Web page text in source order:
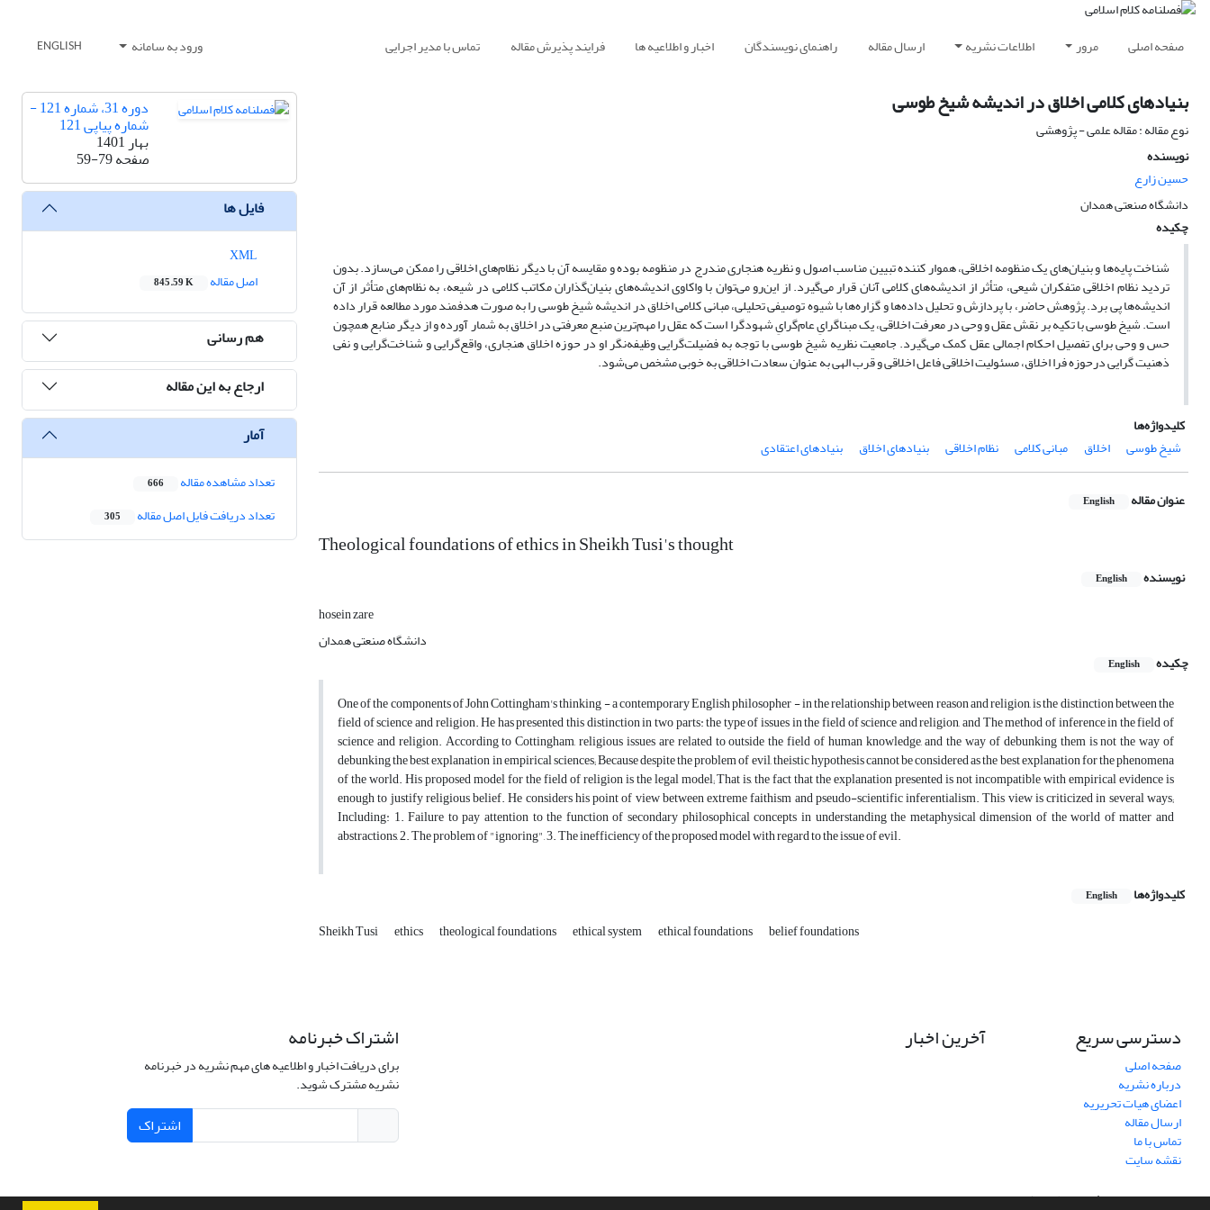
صفحه اصلی مرور اطلاعات نشریه ارسال مقاله راهنمای نویسندگان اخبار و اطلاعیه ها فرایند پذیرش مقاله تماس با مدیر اجرایی ورود به سامانه ENGLISH
بنیادهای کلامی اخلاق در اندیشه شیخ طوسی
نوع مقاله : مقاله علمی - پژوهشی
نویسنده
حسین زارع
دانشگاه صنعتی همدان
چکیده
شناخت پایه‌ها و بنیان‌های یک منظومه اخلاقی، هموار کننده تبیین مناسب اصول و نظریه هنجاری مندرج در منظومه بوده و مقایسه آن با دیگر نظام‌های اخلاقی را ممکن می‌سازد. بدون
تردید نظام اخلاقی متفکران شیعی، متأثر از اندیشه‌های کلامی آنان قرار می‌گیرد. از این‌رو می‌توان با واکاوی اندیشه‌های بنیان‌گذاران مکاتب کلامی در شیعه، به نظام‌های متأثر از آن
اندیشه‌ها پی برد. پژوهش حاضر، با پردازش و تحلیل داده‌ها و گزاره‌ها با شیوه توصیفی تحلیلی، مبانی کلامی اخلاق در اندیشه شیخ طوسی را به صورت هدفمند مورد مطالعه قرار داده
است. شیخ طوسی با تکیه بر نقش عقل و وحی در معرفت اخلاقی، یک مبناگرایِ عام‌گرایِ شهودگرا است که عقل را مهم‌ترین منبع معرفتی در اخلاق به شمار آورده و از دیگر منابع همچون
حس و وحی برای تفصیل احکام اجمالی عقل کمک می‌گیرد. جامعیت نظریه شیخ طوسی با توجه به فضیلت‌گرایی وظیفه‌نگر او در حوزه اخلاق هنجاری، واقع‌گرایی و شناخت‌گرایی و نفی
ذهنیت گرایی درحوزه فرا اخلاق، مسئولیت اخلاقی فاعل اخلاقی و قرب الهی به عنوان سعادت اخلاقی به خوبی مشخص می‌شود.
کلیدواژه‌ها
شیخ طوسی
اخلاق مبانی کلامی نظام اخلاقی بنیادهای اخلاق بنیادهای اعتقادی
عنوان مقاله English
Theological foundations of ethics in Sheikh Tusi's thought
نویسنده English
hosein zare
دانشگاه صنعتی همدان
چکیده
English
One of the components of John Cottingham's thinking - a contemporary English philosopher - in the relationship between reason and religion, is the distinction between the
field of science and religion. He has presented this distinction in two parts: the type of issues in the field of science and religion, and The method of inference in the field of
science and religion. According to Cottingham, religious issues are related to outside the field of human knowledge, and the way of debunking them is not the way of
debunking the best explanation in empirical sciences; Because despite the problem of evil, theistic hypothesis cannot be considered as the best explanation for the phenomena
of the world. His proposed model for the field of religion is the legal model; That is, the fact that the explanation presented is not incompatible with empirical evidence is
enough to justify religious belief. He considers his point of view between extreme faithism and pseudo-scientific inferentialism. This view is criticized in several ways;
Including: 1. Failure to pay attention to the function of secondary philosophical concepts in understanding the metaphysical dimension of the world of matter and
abstractions, 2. The problem of "ignoring", 3. The inefficiency of the proposed model with regard to the issue of evil.
کلیدواژه‌ها English
Sheikh Tusi ethics theological foundations ethical system ethical foundations belief foundations
دوره 31، شماره 121 -
شماره پیاپی 121
بهار 1401
صفحه59-79
فایل ها
اصل مقاله
845.59 K
هم رسانی
ارجاع به این مقاله
آمار
تعداد مشاهده مقاله 666
تعداد دریافت فایل اصل مقاله 305
دسترسی سریع
صفحه اصلی
درباره نشریه
اعضای هیات تحریریه
ارسال مقاله
تماس با ما
نقشه سایت
آخرین اخبار اشتراک خبرنامه
برای دریافت اخبار و اطلاعیه های مهم نشریه در خبرنامه
نشریه مشترک شوید.
اشتراک
سامانه مدیریت نشریات علمی.طراحی و پیاده سازی ازسیناوب